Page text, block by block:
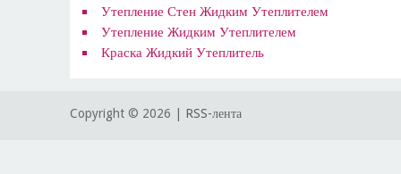
Утепление Стен Жидким Утеплителем
Утепление Жидким Утеплителем
Краска Жидкий Утеплитель
Copyright © 2026 | RSS-лента